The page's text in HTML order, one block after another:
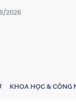
2026
KHOA HỌC & CÔNG